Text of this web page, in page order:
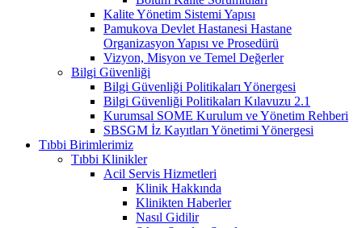
Kalite Yönetim Sistemi Yapısı
Pamukova Devlet Hastanesi Hastane
Organizasyon Yapısı ve Prosedürü
Vizyon, Misyon ve Temel Değerler
Bilgi Güvenliği
Bilgi Güvenliği Politikaları Yönergesi
Bilgi Güvenliği Politikaları Kılavuzu 2.1
Kurumsal SOME Kurulum ve Yönetim Rehberi
SBSGM İz Kayıtları Yönetimi Yönergesi
Tıbbi Birimlerimiz
Tıbbi Klinikler
Acil Servis Hizmetleri
Klinik Hakkında
Klinikten Haberler
Nasıl Gidilir